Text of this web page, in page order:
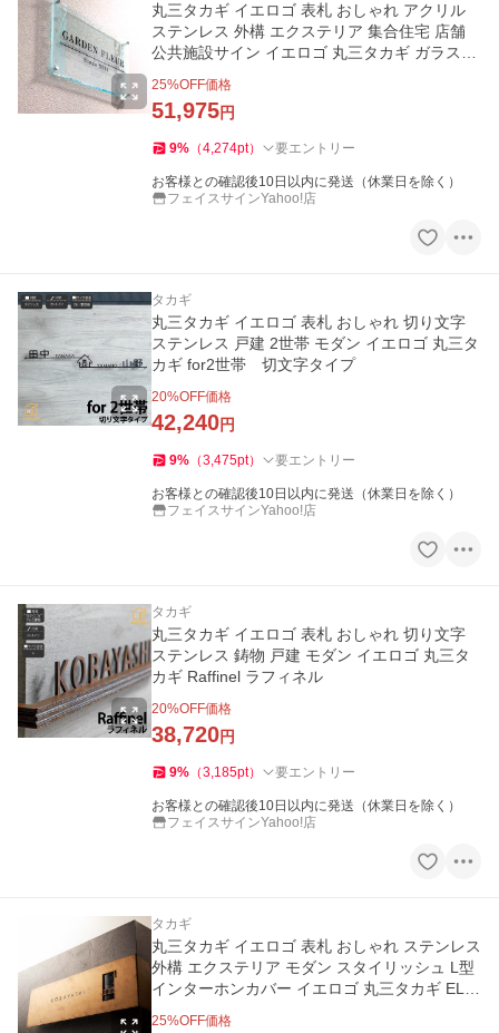
丸三タカギ イエロゴ 表札 おしゃれ アクリル
ステンレス 外構 エクステリア 集合住宅 店舗
公共施設サイン イエロゴ 丸三タカギ ガラス調
25%OFF価格
51,975円
9% （4,274pt） 要エントリー
お客様との確認後10日以内に発送（休業日を除く）
フェイスサインYahoo!店
タカギ
丸三タカギ イエロゴ 表札 おしゃれ 切り文字
ステンレス 戸建 2世帯 モダン イエロゴ 丸三タ
カギ for2世帯 切文字タイプ
20%OFF価格
42,240円
9% （3,475pt） 要エントリー
お客様との確認後10日以内に発送（休業日を除く）
フェイスサインYahoo!店
タカギ
丸三タカギ イエロゴ 表札 おしゃれ 切り文字
ステンレス 鋳物 戸建 モダン イエロゴ 丸三タ
カギ Raffinel ラフィネル
20%OFF価格
38,720円
9% （3,185pt） 要エントリー
お客様との確認後10日以内に発送（休業日を除く）
フェイスサインYahoo!店
タカギ
丸三タカギ イエロゴ 表札 おしゃれ ステンレス
外構 エクステリア モダン スタイリッシュ L型
インターホンカバー イエロゴ 丸三タカギ ELC
25%OFF価格